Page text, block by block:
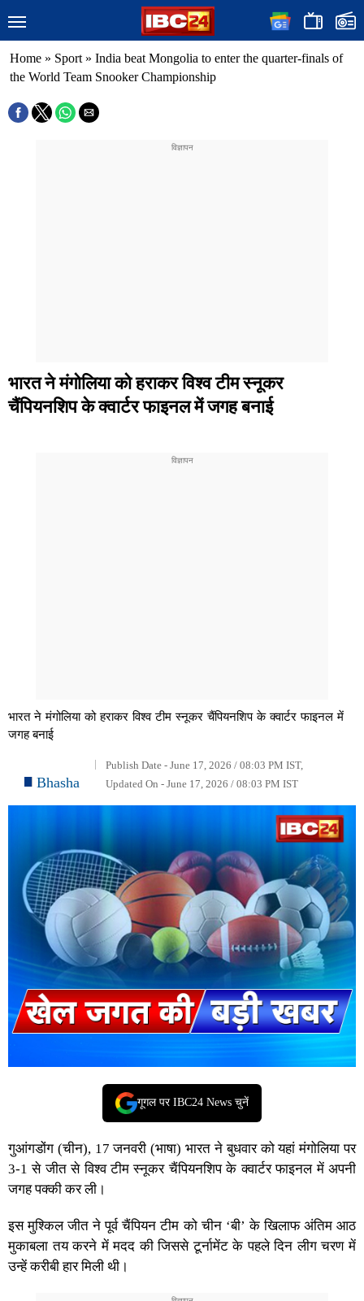
Home » Sport » India beat Mongolia to enter the quarter-finals of
the World Team Snooker Championship
भारत ने मंगोलिया को हराकर विश्व टीम स्नूकर
चैंपियनशिप के क्वार्टर फाइनल में जगह बनाई
भारत ने मंगोलिया को हराकर विश्व टीम स्नूकर चैंपियनशिप के क्वार्टर फाइनल में
जगह बनाई
Bhasha
Publish Date - June 17, 2026 / 08:03 PM IST,
Updated On - June 17, 2026 / 08:03 PM IST
गूगल पर IBC24 News चुनें
गुआंगडोंग (चीन), 17 जनवरी (भाषा) भारत ने बुधवार को यहां मंगोलिया पर
3-1 से जीत से विश्व टीम स्नूकर चैंपियनशिप के क्वार्टर फाइनल में अपनी
जगह पक्की कर ली।
इस मुश्किल जीत ने पूर्व चैंपियन टीम को चीन ‘बी’ के खिलाफ अंतिम आठ
मुकाबला तय करने में मदद की जिससे टूर्नामेंट के पहले दिन लीग चरण में
उन्हें करीबी हार मिली थी।